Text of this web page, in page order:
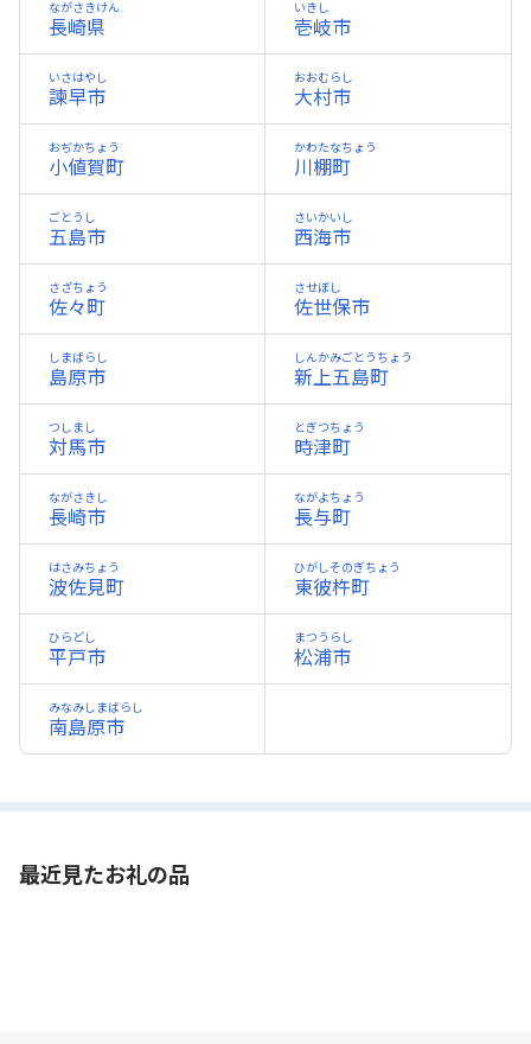
長崎県
ながさきけん
壱岐市
いきし
諫早市
いさはやし
大村市
おおむらし
小値賀町
おぢかちょう
川棚町
かわたなちょう
五島市
ごとうし
西海市
さいかいし
佐々町
さざちょう
佐世保市
させぼし
島原市
しまばらし
新上五島町
しんかみごとうちょう
対馬市
つしまし
時津町
とぎつちょう
長崎市
ながさきし
長与町
ながよちょう
波佐見町
はさみちょう
東彼杵町
ひがしそのぎちょう
平戸市
ひらどし
松浦市
まつうらし
南島原市
みなみしまばらし
最近見たお礼の品